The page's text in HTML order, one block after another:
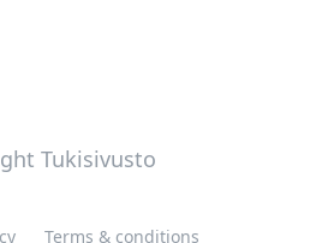
Tukisivusto
Terms & conditions